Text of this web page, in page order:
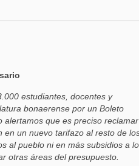
estudiantes, docentes y
bonaerense por un Boleto
alertamos que es preciso reclamar
en un nuevo tarifazo al resto de
al pueblo ni en más subsidios a
otras áreas del presupuesto.